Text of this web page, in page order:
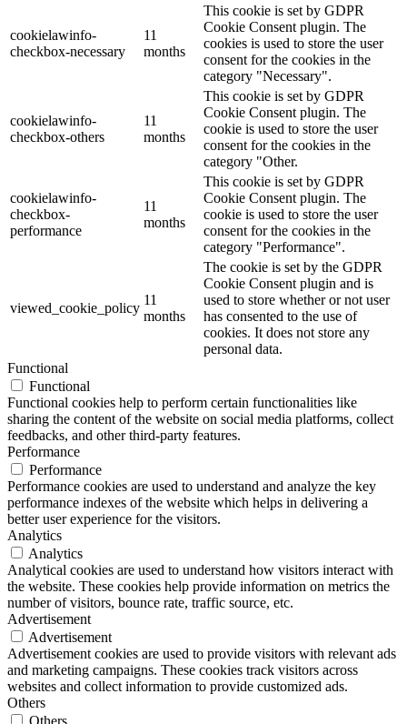
cookielawinfo-
checkbox-necessary
11
months
This cookie is set by GDPR
Cookie Consent plugin. The
cookies is used to store the user
consent for the cookies in the
category "Necessary".
cookielawinfo-
checkbox-others
11
months
This cookie is set by GDPR
Cookie Consent plugin. The
cookie is used to store the user
consent for the cookies in the
category "Other.
cookielawinfo-
checkbox-
performance
11
months
This cookie is set by GDPR
Cookie Consent plugin. The
cookie is used to store the user
consent for the cookies in the
category "Performance".
viewed_cookie_policy
11
months
The cookie is set by the GDPR
Cookie Consent plugin and is
used to store whether or not user
has consented to the use of
cookies. It does not store any
personal data.
Functional
Functional
Functional cookies help to perform certain functionalities like
sharing the content of the website on social media platforms, collect
feedbacks, and other third-party features.
Performance
Performance
Performance cookies are used to understand and analyze the key
performance indexes of the website which helps in delivering a
better user experience for the visitors.
Analytics
Analytics
Analytical cookies are used to understand how visitors interact with
the website. These cookies help provide information on metrics the
number of visitors, bounce rate, traffic source, etc.
Advertisement
Advertisement
Advertisement cookies are used to provide visitors with relevant ads
and marketing campaigns. These cookies track visitors across
websites and collect information to provide customized ads.
Others